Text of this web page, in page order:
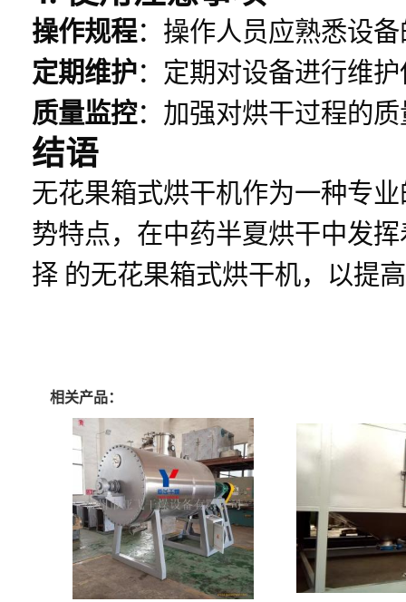
操作规程：操作人员应熟悉设
定期维护：定期对设备进行维
质量监控：加强对烘干过程的
结语
无花果箱式烘干机作为一种专
势特点，在中药半夏烘干中发
择 的无花果箱式烘干机，以提
相关产品：